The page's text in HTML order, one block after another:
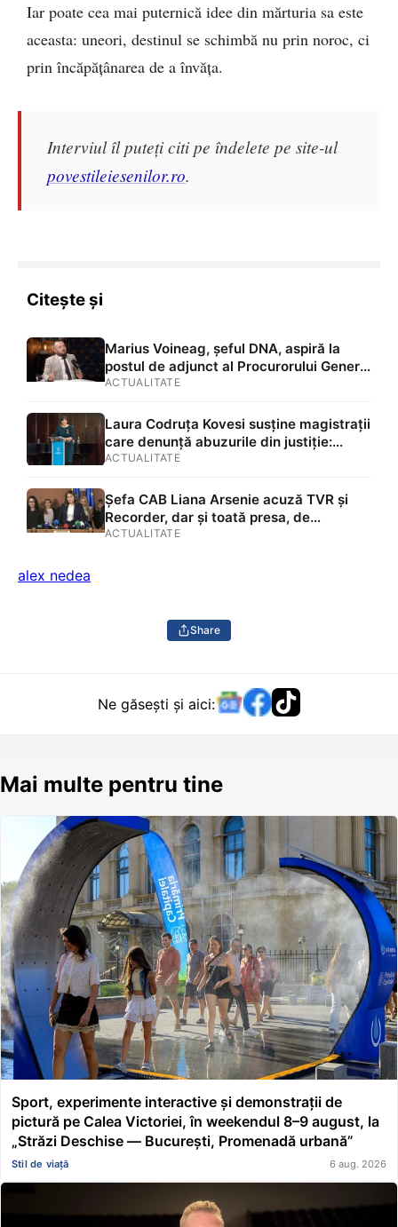
Iar poate cea mai puternică idee din mărturia sa este
aceasta: uneori, destinul se schimbă nu prin noroc, ci
prin încăpățânarea de a învăța.
Interviul îl puteți citi pe îndelete pe site-ul
povestileiesenilor.ro.
Citește și
Marius Voineag, șeful DNA, aspiră la
postul de adjunct al Procurorului General
al României
ACTUALITATE
Laura Codruța Kovesi susține magistrații
care denunță abuzurile din justiție:
„Sancționarea pentru opinii în interes
ACTUALITATE
Șefa CAB Liana Arsenie acuză TVR și
Recorder, dar și toată presa, de
„instigare împotriva ordinii
ACTUALITATE
alex nedea
Share
Ne găsești și aici:
Mai multe pentru tine
Sport, experimente interactive și demonstrații de
pictură pe Calea Victoriei, în weekendul 8–9 august, la
„Străzi Deschise — București, Promenadă urbană”
Stil de viață 6 aug. 2026